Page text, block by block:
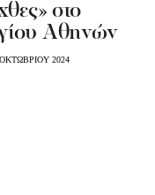
στο
Αθηνών
2024